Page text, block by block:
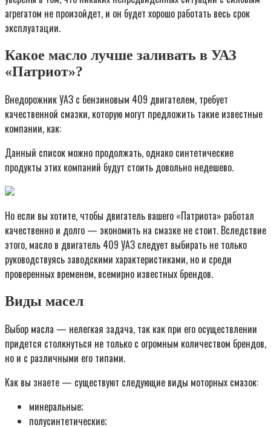
агрегатом не произойдет, и он будет хорошо работать весь срок
эксплуатации.
Какое масло лучше заливать в УАЗ
«Патриот»?
Внедорожник УАЗ с бензиновым 409 двигателем, требует
качественной смазки, которую могут предложить такие известные
компании, как:
Данный список можно продолжать, однако синтетические
продукты этих компаний будут стоить довольно недешево.
Но если вы хотите, чтобы двигатель вашего «Патриота» работал
качественно и долго — экономить на смазке не стоит. Вследствие
этого, масло в двигатель 409 УАЗ следует выбирать не только
руководствуясь заводскими характеристиками, но и среди
проверенных временем, всемирно известных брендов.
Виды масел
Выбор масла — нелегкая задача, так как при его осуществлении
придется столкнуться не только с огромным количеством брендов,
но и с различными его типами.
Как вы знаете — существуют следующие виды моторных смазок:
минеральные;
полусинтетические;